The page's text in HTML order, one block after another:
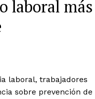
laboral más
laboral, trabajadores
sobre prevención de